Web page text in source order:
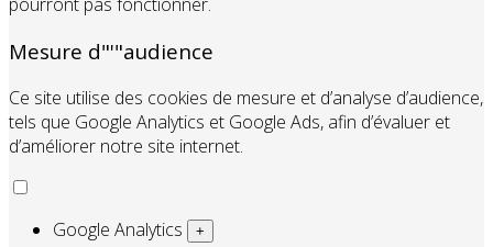
Mesure d"'"audience
Ce site utilise des cookies de mesure et d’analyse d’audience,
tels que Google Analytics et Google Ads, afin d’évaluer et
d’améliorer notre site internet.
Google Analytics +